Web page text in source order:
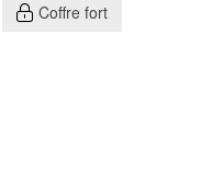
Coffre fort